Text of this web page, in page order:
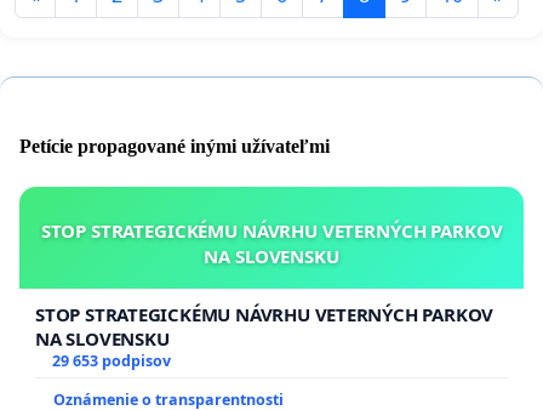
Petície propagované inými užívateľmi
STOP STRATEGICKÉMU NÁVRHU VETERNÝCH PARKOV
NA SLOVENSKU
STOP STRATEGICKÉMU NÁVRHU VETERNÝCH PARKOV
NA SLOVENSKU
29 653 podpisov
Oznámenie o transparentnosti